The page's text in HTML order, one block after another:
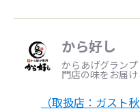
から好し
からあげグラン
門店の味をお届け
（取扱店：ガスト